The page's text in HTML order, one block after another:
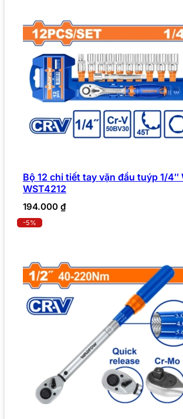
Bộ 12 chi tiết tay vặn đầu tuýp 1/4″
WST4212
194.000 ₫
-5%